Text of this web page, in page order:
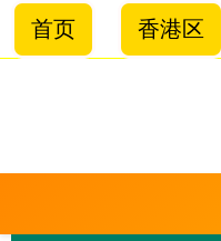
首页 香港区